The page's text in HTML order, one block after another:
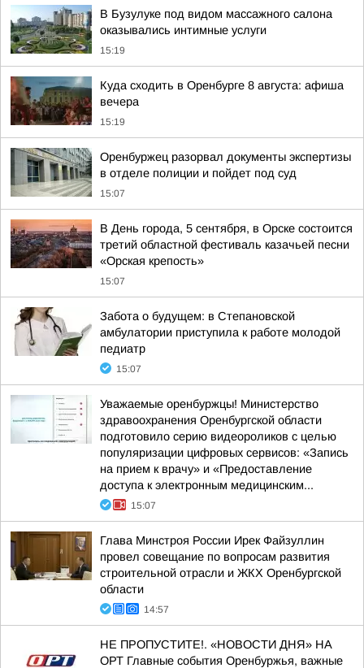
В Бузулуке под видом массажного салона
оказывались интимные услуги
15:19
Куда сходить в Оренбурге 8 августа: афиша
вечера
15:19
Оренбуржец разорвал документы экспертизы
в отделе полиции и пойдет под суд
15:07
В День города, 5 сентября, в Орске состоится
третий областной фестиваль казачьей песни
«Орская крепость»
15:07
Забота о будущем: в Степановской
амбулатории приступила к работе молодой
педиатр
15:07
Уважаемые оренбуржцы! Министерство
здравоохранения Оренбургской области
подготовило серию видеороликов с целью
популяризации цифровых сервисов: «Запись
на прием к врачу» и «Предоставление
доступа к электронным медицинским...
15:07
Глава Минстроя России Ирек Файзуллин
провел совещание по вопросам развития
строительной отрасли и ЖКХ Оренбургской
области
14:57
НЕ ПРОПУСТИТЕ!. «НОВОСТИ ДНЯ» НА
ОРТ Главные события Оренбуржья, важные